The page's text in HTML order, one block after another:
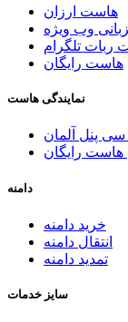
هاست ارزان
وب ویژه
ربات تلگرام
هاست رایگان
نمایندگی هاست
پنل آلمان
هاست رایگان
دامنه
خرید دامنه
انتقال دامنه
تمدید دامنه
سایز خدمات